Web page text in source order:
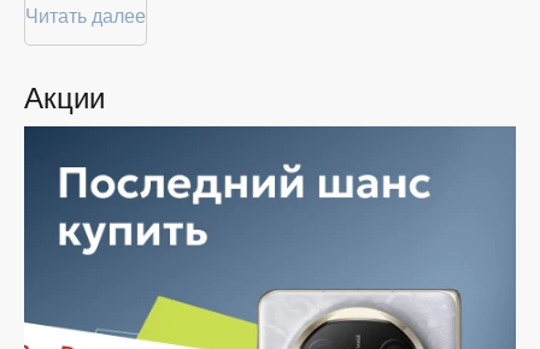
Покупателям доступна покупка Samsung Galaxy Buds
3 по привлекательной цене: мы регулярно обновляем
предоставляем большой выбор продукции. В нашем
магазине в Железногорске вы всегда найдёте нужный
быстро — независимо от объема, с возможностью
выполнить бесплатную доставку.
Планируете покупку в рассрочку? У нас есть такая
услуга. Мы предлагаем удобные условия оплаты,
выберите нужную позицию, добавьте в корзину и
оформите заявку — купить Samsung Galaxy Buds 3 в
Железногорске вы сможете в кратчайшие сроки.
Читать далее
Акции